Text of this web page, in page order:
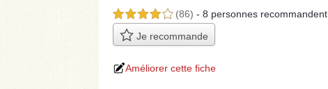
4,0 étoiles sur 5 (86) - 8 personnes recommandent
Je recommande
Améliorer cette fiche